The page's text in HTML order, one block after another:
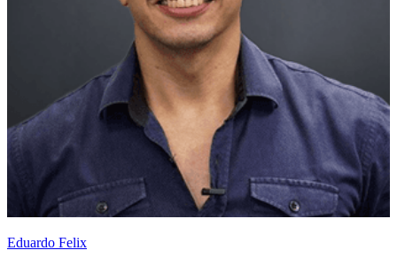
Eduardo Felix